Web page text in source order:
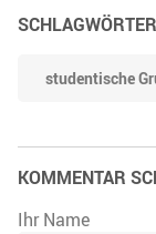
SCHLAGWÖRTER
studentische
KOMMENTAR
Ihr Name